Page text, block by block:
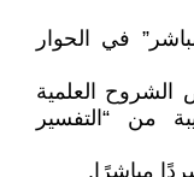
في الحوار
العلمية
من “التفسير
مباشرًا.